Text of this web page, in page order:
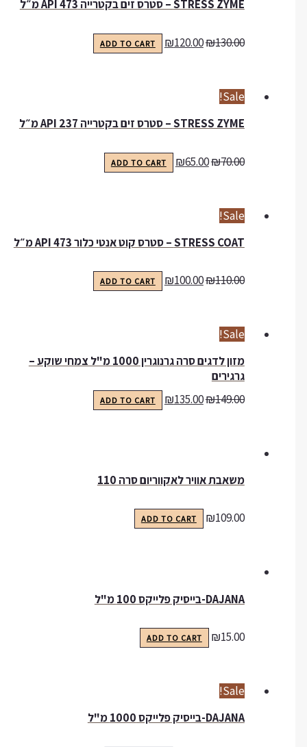
STRESS ZYME – סטרס זים בקטרייה API 473 מ״ל
₪130.00
₪120.00
ADD TO CART
Sale!
STRESS ZYME – סטרס זים בקטרייה API 237 מ״ל
₪70.00
₪65.00
ADD TO CART
Sale!
STRESS COAT – סטרס קוט אנטי כלור API 473 מ״ל
₪110.00
₪100.00
ADD TO CART
Sale!
מזון לדגים סרה גרנוגרין 1000 מ"ל צמחי שוקע –
גרגירים
₪149.00
₪135.00
ADD TO CART
משאבת אוויר לאקווריום סרה 110
₪109.00
ADD TO CART
DAJANA-בייסיק פלייקס 100 מ"ל
₪15.00
ADD TO CART
Sale!
DAJANA-בייסיק פלייקס 1000 מ"ל